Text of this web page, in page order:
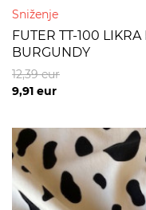
Sniženje
FUTER TT-100
BURGUNDY
9,91 eur
12,39eur